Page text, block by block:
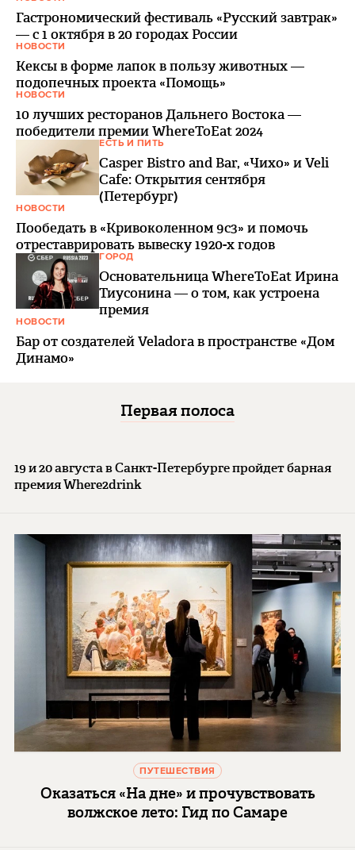
Гастрономический фестиваль «Русский завтрак»
— с 1 октября в 20 городах России
НОВОСТИ
Кексы в форме лапок в пользу животных —
подопечных проекта «Помощь»
НОВОСТИ
10 лучших ресторанов Дальнего Востока —
победители премии WhereToEat 2024
ЕСТЬ И ПИТЬ
Casper Bistro and Bar, «Чихо» и Veli
Сafe: Открытия сентября
(Петербург)
НОВОСТИ
Пообедать в «Кривоколенном 9с3» и помочь
отреставрировать вывеску 1920-х годов
ГОРОД
Основательница WhereToEat Ирина
Тиусонина — о том, как устроена
премия
НОВОСТИ
Бар от создателей Veladora в пространстве «Дом
Динамо»
Первая полоса
19 и 20 августа в Санкт-Петербурге пройдет барная
премия Where2drink
ПУТЕШЕСТВИЯ
Оказаться «На дне» и прочувствовать
волжское лето: Гид по Самаре